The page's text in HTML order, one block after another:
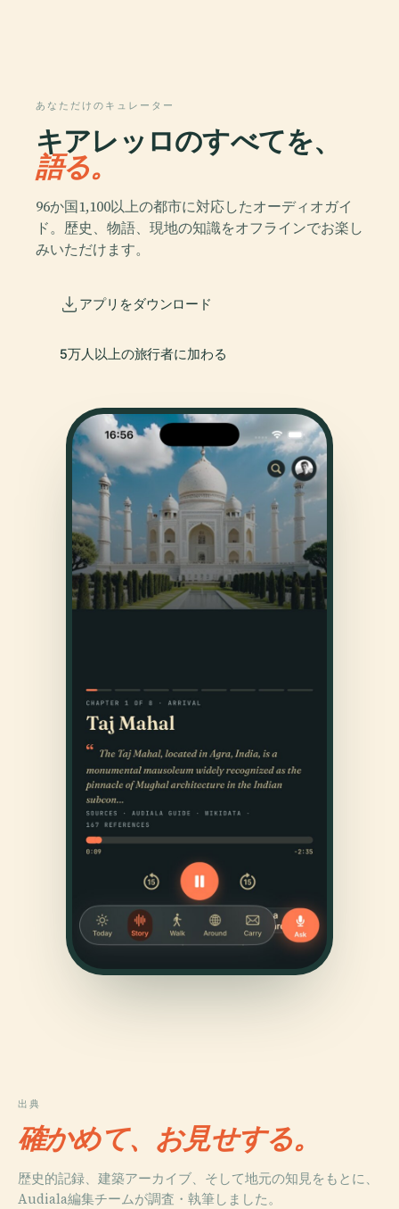
あなただけのキュレーター
キアレッロのすべてを、
語る。
96か国1,100以上の都市に対応したオーディオガイ
ド。歴史、物語、現地の知識をオフラインでお楽し
みいただけます。
アプリをダウンロード
5万人以上の旅行者に加わる
出典
確かめて、お見せする。
歴史的記録、建築アーカイブ、そして地元の知見をもとに、
Audiala編集チームが調査・執筆しました。